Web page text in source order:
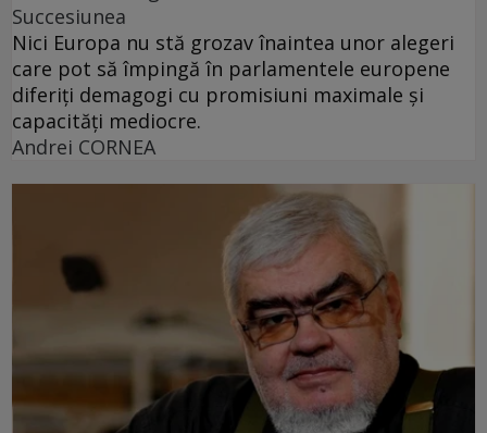
Succesiunea
Nici Europa nu stă grozav înaintea unor alegeri
care pot să împingă în parlamentele europene
diferiți demagogi cu promisiuni maximale și
capacități mediocre.
Andrei CORNEA